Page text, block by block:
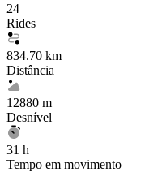
24
Rides
834.70 km
Distância
12880 m
Desnível
31 h
Tempo em movimento